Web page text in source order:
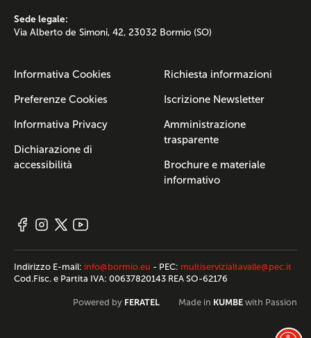
Sede legale:
Via Alberto de Simoni, 42, 23032 Bormio (SO)
Informativa Cookies
Preferenze Cookies
Informativa Privacy
Dichiarazione di
accessibilità
Richiesta informazioni
Iscrizione Newsletter
Amministrazione
trasparente
Brochure e materiale
informativo
Indirizzo E-mail: info@bormio.eu - PEC: multiservizialtavalle@pec.it
Cod.Fisc. e Partita IVA: 00637820143 REA SO-62176
Powered by FERATEL Made in KUMBE with Passion